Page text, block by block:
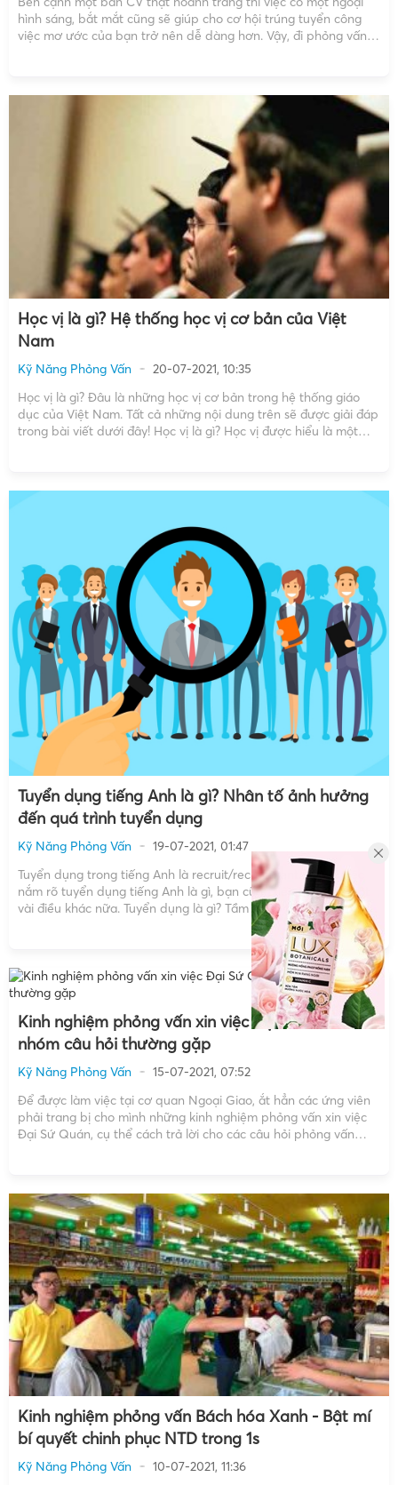
hình sáng, bắt mắt cũng sẽ giúp cho cơ hội trúng tuyển công
việc mơ ước của bạn trở nên dễ dàng hơn. Vậy, đi phỏng vấn
Học vị là gì? Hệ thống học vị cơ bản của Việt
Nam
Kỹ Năng Phỏng Vấn
20-07-2021, 10:35
Học vị là gì? Đâu là những học vị cơ bản trong hệ thống giáo
dục của Việt Nam. Tất cả những nội dung trên sẽ được giải đáp
trong bài viết dưới đây! Học vị là gì? Học vị được hiểu là một
Tuyển dụng tiếng Anh là gì? Nhân tố ảnh hưởng
đến quá trình tuyển dụng
Kỹ Năng Phỏng Vấn
19-07-2021, 01:47
Tuyển dụng trong tiếng Anh là recruit/recruitment. Ngoài việc
nắm rõ tuyển dụng tiếng Anh là gì, bạn cũng nên tìm hiểu một
vài điều khác nữa. Tuyển dụng là gì? Tầm quan trọng của việc
tuyển dụng nhân sự Tuyển dụng nhân sự là gì? Các phương
Kinh nghiệm phỏng vấn xin việc Đại Sứ Quán: 4
nhóm câu hỏi thường gặp
Kỹ Năng Phỏng Vấn
15-07-2021, 07:52
Để được làm việc tại cơ quan Ngoại Giao, ắt hẳn các ứng viên
phải trang bị cho mình những kinh nghiệm phỏng vấn xin việc
Đại Sứ Quán, cụ thể cách trả lời cho các câu hỏi phỏng vấn
Kinh nghiệm phỏng vấn Bách hóa Xanh - Bật mí
bí quyết chinh phục NTD trong 1s
Kỹ Năng Phỏng Vấn
10-07-2021, 11:36